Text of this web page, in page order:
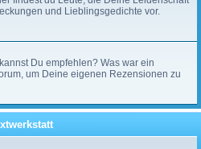
und Lieblingsgedichte vor.
Du empfehlen? Was war ein
um Deine eigenen Rezensionen zu